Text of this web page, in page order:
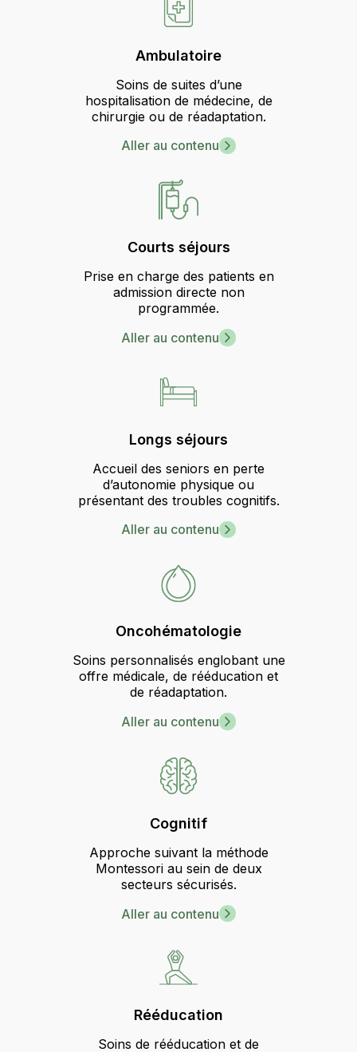
Ambulatoire
Soins de suites d’une
hospitalisation de médecine, de
chirurgie ou de réadaptation.
Aller au contenu
Courts séjours
Prise en charge des patients en
admission directe non
programmée.
Aller au contenu
Longs séjours
Accueil des seniors en perte
d’autonomie physique ou
présentant des troubles cognitifs.
Aller au contenu
Oncohématologie
Soins personnalisés englobant une
offre médicale, de rééducation et
de réadaptation.
Aller au contenu
Cognitif
Approche suivant la méthode
Montessori au sein de deux
secteurs sécurisés.
Aller au contenu
Rééducation
Soins de rééducation et de